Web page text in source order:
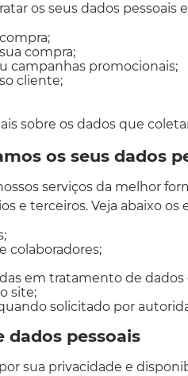
os seus dados pessoais
compra;
campanhas promocionais;
cliente;
sobre os dados que
os seus dados
serviços da melhor
e terceiros. Veja abaixo os
colaboradores;
em tratamento de
site;
solicitado por
dados pessoais
sua privacidade e